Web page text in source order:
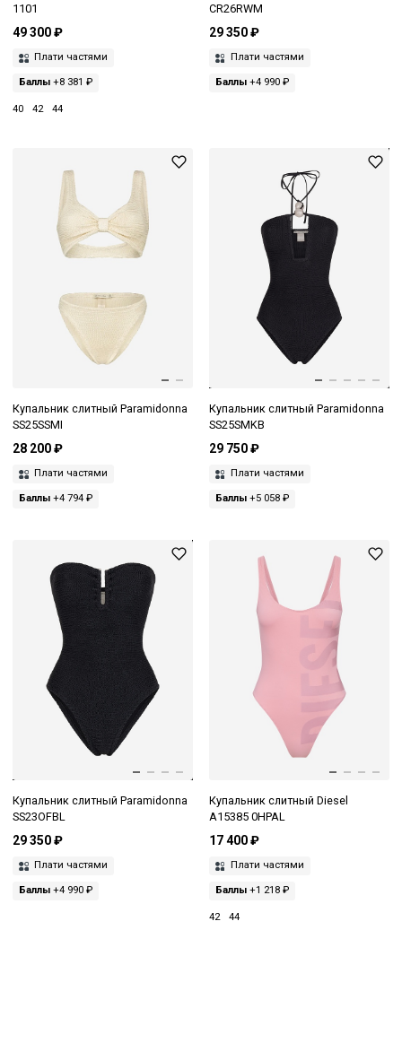
1101
49 300 ₽
Плати частями
Баллы +8 381 ₽
40 42 44
CR26RWM
29 350 ₽
Плати частями
Баллы+4 990 ₽
Купальник слитный Paramidonna
SS25SSMI
28 200 ₽
Плати частями
Баллы +4 794 ₽
Купальник слитный Paramidonna
SS25SMKB
29 750 ₽
Плати частями
Баллы+5 058 ₽
Купальник слитный Paramidonna
SS23OFBL
29 350 ₽
Плати частями
Баллы +4 990 ₽
Купальник слитный Diesel
A15385 0HPAL
17 400 ₽
Плати частями
Баллы+1 218 ₽
42 44